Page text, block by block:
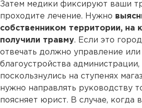
Затем медики фиксируют ваши
проходите лечение. Нужно
собственником территории, на
получили травму. Если это
отвечать должно управление или
благоустройства
поскользнулись на ступенях
нужно направлять руководству
поясняет юрист. В случае, когда